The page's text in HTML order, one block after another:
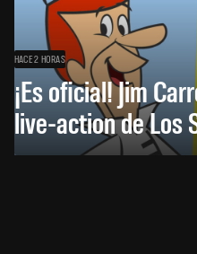
HACE 2 HORAS
¡Es oficial! Jim
live-action de Los